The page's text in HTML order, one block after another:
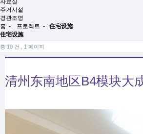
자료실
주거시설
경관조명
홈 - 프로젝트 - 住宅设施
住宅设施
총 10 건 , 1 페이지
清州东南地区B4模块大